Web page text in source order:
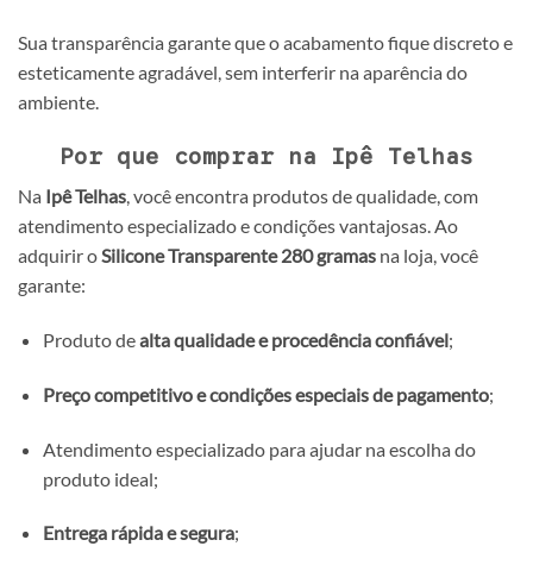
Sua transparência garante que o acabamento fique discreto e
esteticamente agradável, sem interferir na aparência do
ambiente.
Por que comprar na Ipê Telhas
Na Ipê Telhas, você encontra produtos de qualidade, com
atendimento especializado e condições vantajosas. Ao
adquirir oSilicone Transparente 280 gramas na loja, você
garante:
Produto dealta qualidade e procedência confiável;
Preço competitivo e condições especiais de pagamento;
Atendimento especializado para ajudar na escolha do
produto ideal;
Entrega rápida e segura;